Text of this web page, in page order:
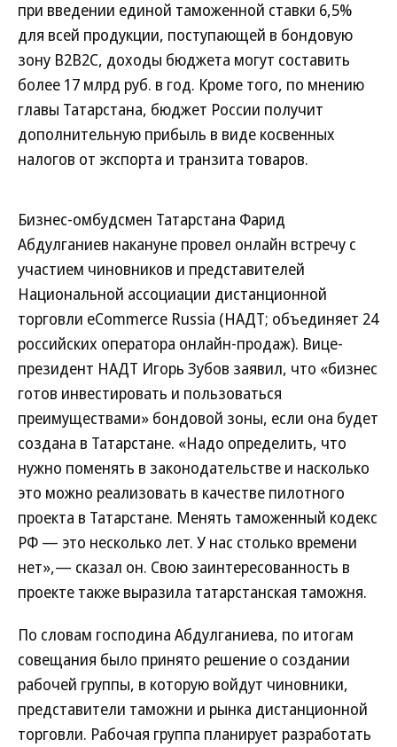
при введении единой таможенной ставки 6,5%
для всей продукции, поступающей в бондовую
зону В2В2С, доходы бюджета могут составить
более 17 млрд руб. в год. Кроме того, по мнению
главы Татарстана, бюджет России получит
дополнительную прибыль в виде косвенных
налогов от экспорта и транзита товаров.
Бизнес-омбудсмен Татарстана Фарид
Абдулганиев накануне провел онлайн встречу с
участием чиновников и представителей
Национальной ассоциации дистанционной
торговли eCommerce Russia (НАДТ; объединяет 24
российских оператора онлайн-продаж). Вице-
президент НАДТ Игорь Зубов заявил, что «бизнес
готов инвестировать и пользоваться
преимуществами» бондовой зоны, если она будет
создана в Татарстане. «Надо определить, что
нужно поменять в законодательстве и насколько
это можно реализовать в качестве пилотного
проекта в Татарстане. Менять таможенный кодекс
РФ — это несколько лет. У нас столько времени
нет»,— сказал он. Свою заинтересованность в
проекте также выразила татарстанская таможня.
По словам господина Абдулганиева, по итогам
совещания было принято решение о создании
рабочей группы, в которую войдут чиновники,
представители таможни и рынка дистанционной
торговли. Рабочая группа планирует разработать